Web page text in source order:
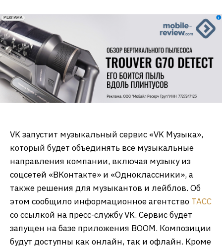
erid: 2VfnxxmNzs5
РЕКЛАМА
VK запустит музыкальный сервис «VK Музыка»,
который будет объединять все музыкальные
направления компании, включая музыку из
соцсетей «ВКонтакте» и «Одноклассники», а
также решения для музыкантов и лейблов. Об
этом сообщило информационное агентство ТАСС
со ссылкой на пресс-службу VK. Сервис будет
запущен на базе приложения BOOM. Композиции
будут доступны как онлайн, так и офлайн. Кроме